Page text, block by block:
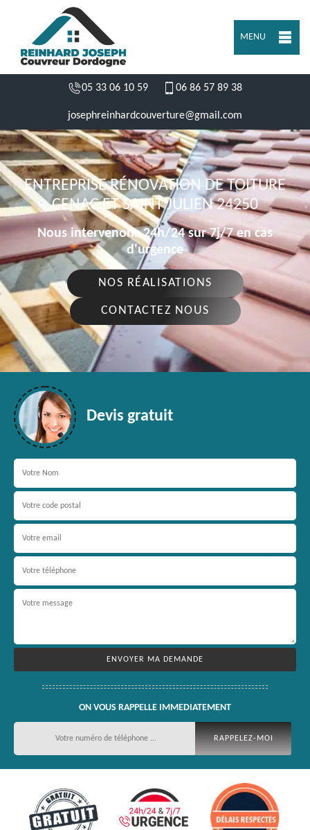
MENU
05 33 06 10 59 06 86 57 89 38
josephreinhardcouverture@gmail.com
ENTREPRISE RÉNOVATION DE TOITURE
CENAC ET SAINT JULIEN 24250
Nous intervenons 24h/24 sur 7j/7 en cas
d'urgence
NOS RÉALISATIONS
CONTACTEZ NOUS
Devis gratuit
ON VOUS RAPPELLE IMMEDIATEMENT